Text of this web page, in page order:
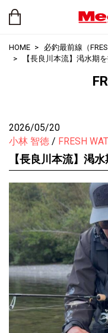
HOME 必釣最前線（
【長良川本流】渇水期
2026/05/20
小林 智徳
FRESH
【長良川本流】渇